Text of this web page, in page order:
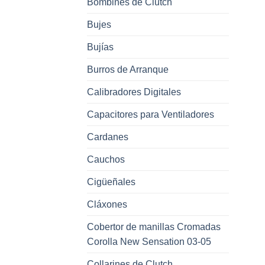
Bombines de Clutch
Bujes
Bujías
Burros de Arranque
Calibradores Digitales
Capacitores para Ventiladores
Cardanes
Cauchos
Cigüeñales
Cláxones
Cobertor de manillas Cromadas
Corolla New Sensation 03-05